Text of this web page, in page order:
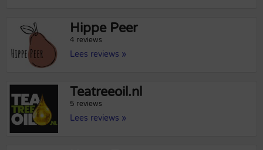
Hippe Peer
4 reviews
Lees reviews »
Teatreeoil.nl
5 reviews
Lees reviews »